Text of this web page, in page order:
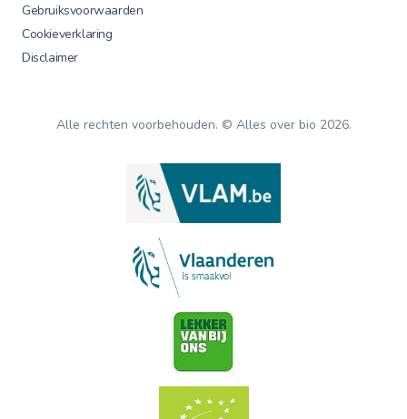
Gebruiksvoorwaarden
Cookieverklaring
Disclaimer
Alle rechten voorbehouden. © Alles over bio 2026.